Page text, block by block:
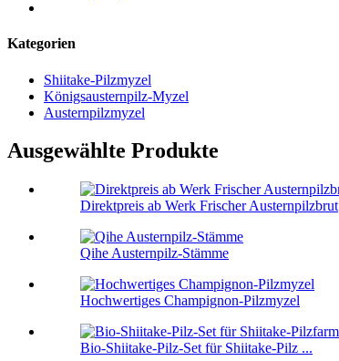
Kategorien
Shiitake-Pilzmyzel
Königsausternpilz-Myzel
Austernpilzmyzel
Ausgewählte Produkte
Direktpreis ab Werk Frischer Austernpilzbrut
Qihe Austernpilz-Stämme
Hochwertiges Champignon-Pilzmyzel
Bio-Shiitake-Pilz-Set für Shiitake-Pilz ...